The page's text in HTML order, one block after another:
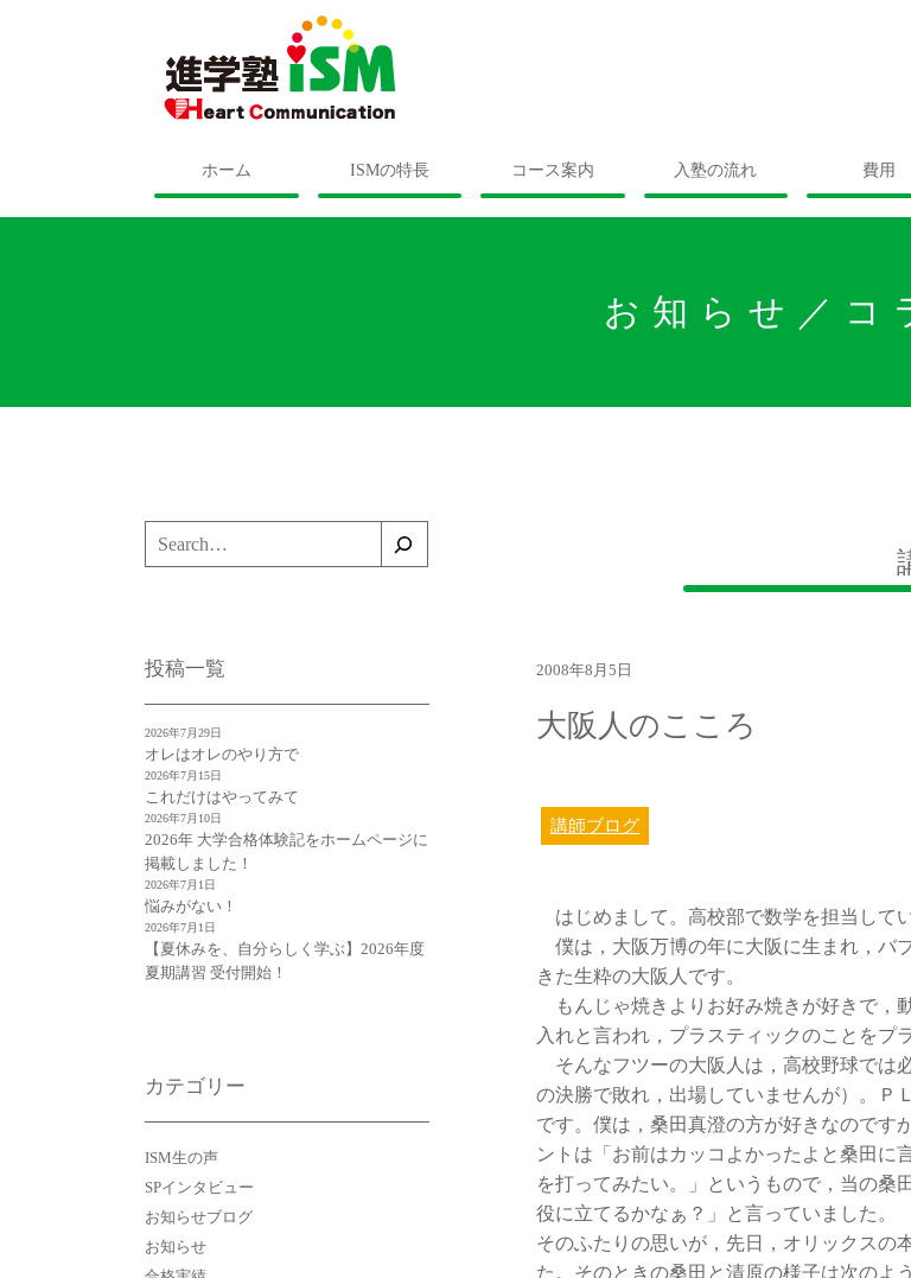
ホーム ISMの特長 コース案内 入塾の流れ 費用
お知らせ／コ
2008年8月5日
大阪人のこころ
講師ブログ
はじめまして。高校部で数学を担当して
僕は，大阪万博の年に大阪に生まれ，バ
きた生粋の大阪人です。
もんじゃ焼きよりお好み焼きが好きで，
入れと言われ，プラスティックのことをプ
そんなフツーの大阪人は，高校野球では
の決勝で敗れ，出場していませんが）。Ｐ
です。僕は，桑田真澄の方が好きなのです
ントは「お前はカッコよかったよと桑田に
を打ってみたい。」というもので，当の桑
役に立てるかなぁ？」と言っていました。
そのふたりの思いが，先日，オリックスの
た。そのときの桑田と清原の様子は次のよ
検
索
投稿一覧
オレはオレのやり方で
2026年7月29日
これだけはやってみて
2026年7月15日
2026年 大学合格体験記をホームページに
掲載しました！
2026年7月10日
悩みがない！
2026年7月1日
【夏休みを、自分らしく学ぶ】2026年度
夏期講習 受付開始！
2026年7月1日
カテゴリー
ISM生の声
SPインタビュー
お知らせブログ
お知らせ